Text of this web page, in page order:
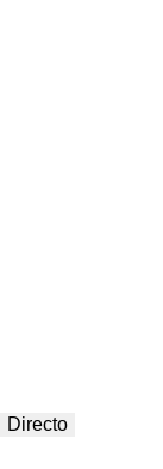
Directo